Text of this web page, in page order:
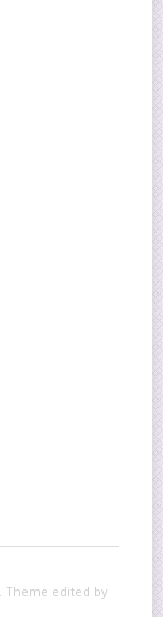
Theme edited by